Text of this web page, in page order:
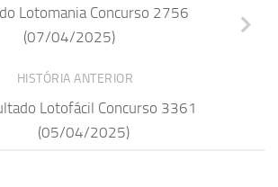
Lotomania Concurso 2756
(07/04/2025)
HISTÓRIA ANTERIOR
Lotofácil Concurso 3361
(05/04/2025)